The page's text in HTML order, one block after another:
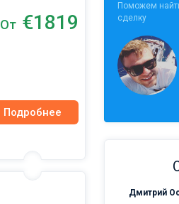
От €1819
Подробнее
Поможем
сделку
Дмитрий